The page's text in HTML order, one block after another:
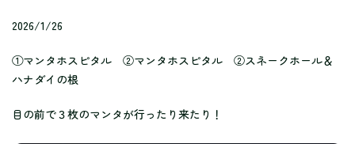
2026/1/26
①マンタホスピタル ②マンタホスピタル ②スネークホール＆
ハナダイの根
目の前で３枚のマンタが行ったり来たり！